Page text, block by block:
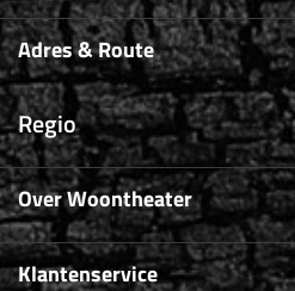
Adres & Route
Regio
Over Woontheater
Klantenservice